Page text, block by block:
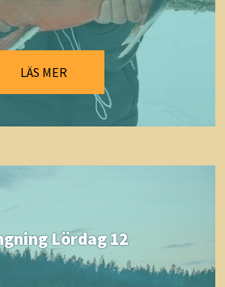
LÄS MER
Lördag 12